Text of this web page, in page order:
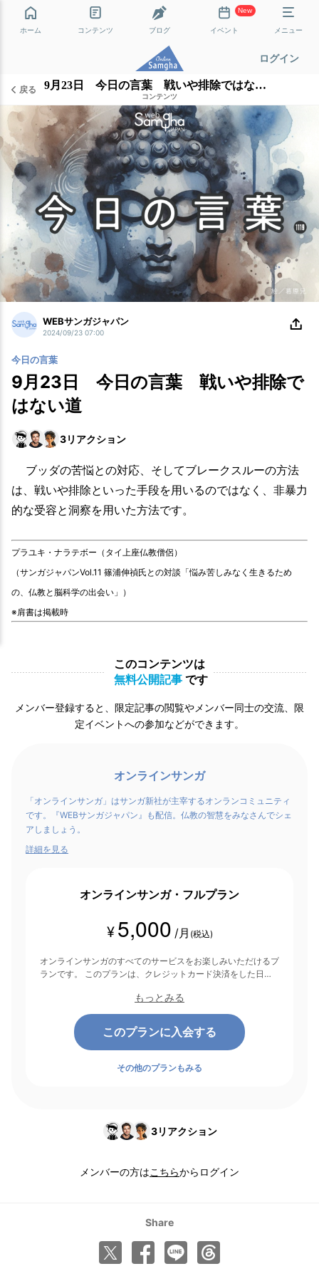
ホーム コンテンツ ブログ
New
イベント メニュー
ログイン
戻る 9月23日 今日の言葉 戦いや排除ではない道
コンテンツ
WEBサンガジャパン
2024/09/23 07:00
今日の言葉
9月23日 今日の言葉 戦いや排除で
はない道
3リアクション
ブッダの苦悩との対応、そしてブレークスルーの方法
は、戦いや排除といった手段を用いるのではなく、非暴力
的な受容と洞察を用いた方法です。
プラユキ・ナラテボー（タイ上座仏教僧侶）
（サンガジャパンVol.11 篠浦伸禎氏との対談「悩み苦しみなく生きるため
の、仏教と脳科学の出会い」）
※肩書は掲載時
このコンテンツは
無料公開記事 です
メンバー登録すると、限定記事の閲覧やメンバー同士の交流、限
定イベントへの参加などができます。
オンラインサンガ
「オンラインサンガ」はサンガ新社が主宰するオンランコミュニティ
です。『WEBサンガジャパン』も配信。仏教の智慧をみなさんでシェ
アしましょう。
詳細を見る
オンラインサンガ・フルプラン
¥ 5,000 /月 (税込)
オンラインサンガのすべてのサービスをお楽しみいただけるプ
ランです。 このプランは、クレジットカード決済をした日を
もっとみる
このプランに入会する
その他のプランもみる
3リアクション
メンバーの方はこちらからログイン
Share